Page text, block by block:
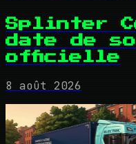
Splinter
date de
officielle
8 août 2026